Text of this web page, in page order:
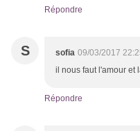
Répondre
S sofia 09/03/2017
il nous faut l'amour et
Répondre